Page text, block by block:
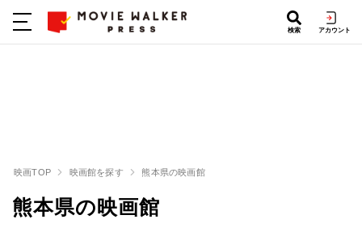
検索 アカウント
映画TOP 映画館を探す 熊本県の映画館
熊本県の映画館